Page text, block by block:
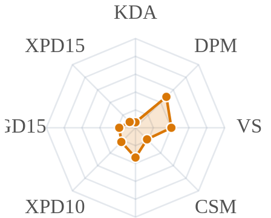
KDA
DPM
VS
CSM
XPD10
XPD15